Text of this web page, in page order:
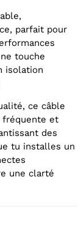
parfait pour
touche
isolation
ce câble
fréquente et
des
tu installes un
une clarté